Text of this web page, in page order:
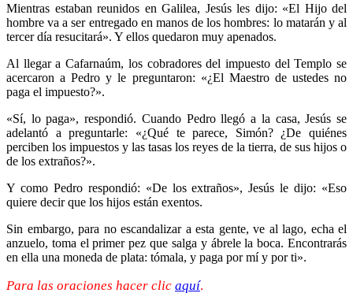
Mientras estaban reunidos en Galilea, Jesús les dijo: «El Hijo del
hombre va a ser entregado en manos de los hombres: lo matarán y al
tercer día resucitará». Y ellos quedaron muy apenados.
Al llegar a Cafarnaúm, los cobradores del impuesto del Templo se
acercaron a Pedro y le preguntaron: «¿El Maestro de ustedes no
paga el impuesto?».
«Sí, lo paga», respondió. Cuando Pedro llegó a la casa, Jesús se
adelantó a preguntarle: «¿Qué te parece, Simón? ¿De quiénes
perciben los impuestos y las tasas los reyes de la tierra, de sus hijos o
de los extraños?».
Y como Pedro respondió: «De los extraños», Jesús le dijo: «Eso
quiere decir que los hijos están exentos.
Sin embargo, para no escandalizar a esta gente, ve al lago, echa el
anzuelo, toma el primer pez que salga y ábrele la boca. Encontrarás
en ella una moneda de plata: tómala, y paga por mí y por ti».
Para las oraciones hacer clic aquí.